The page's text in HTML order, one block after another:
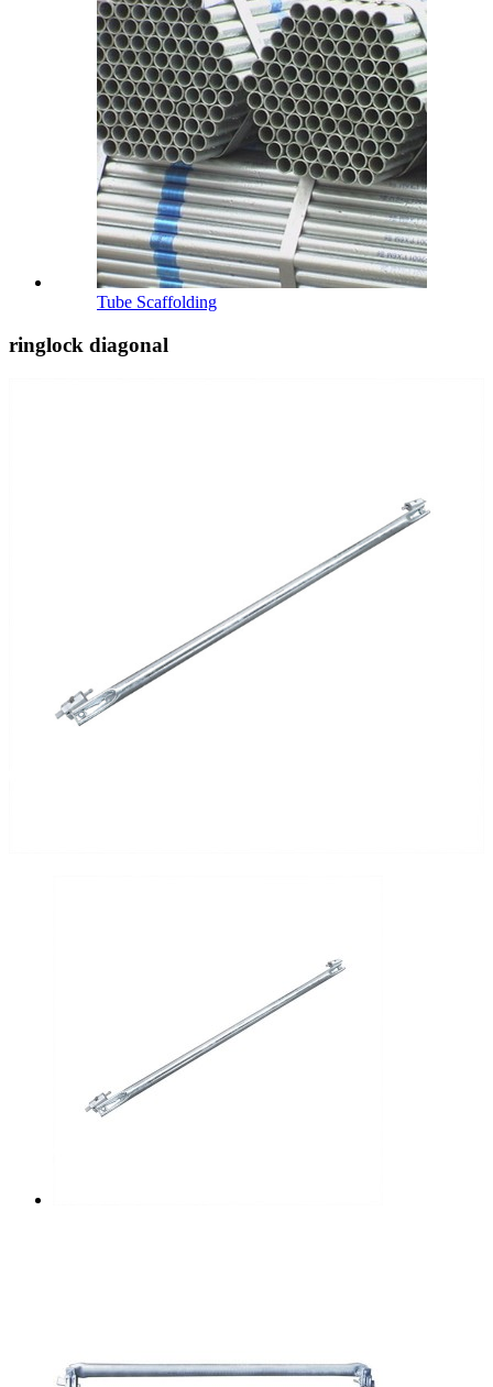
Tube Scaffolding
ringlock diagonal